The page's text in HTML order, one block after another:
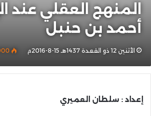
المنهج العقلي عند
أحمد بن حنبل
الأثنين 12 ذو القعدة 1437هـ 15-8-2016م
إعداد : سلطان العميري